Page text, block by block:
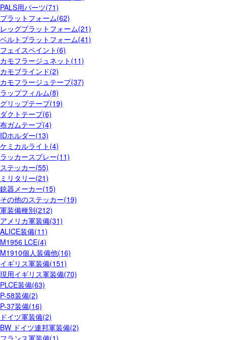
PALS用パーツ(71)
プラットフォーム(62)
レッグプラットフォーム(21)
ベルトプラットフォーム(41)
フェイスペイント(6)
カモフラージュネット(11)
カモブラインド(2)
カモフラージュテープ(37)
ラップフィルム(8)
グリップテープ(19)
ダクトテープ(6)
布ガムテープ(4)
IDホルダー(13)
ケミカルライト(4)
ラッカースプレー(11)
ステッカー(55)
ミリタリー(21)
銃器メーカー(15)
その他のステッカー(19)
軍装備種別(212)
アメリカ軍装備(31)
ALICE装備(11)
M1956 LCE(4)
M1910個人装備他(16)
イギリス軍装備(151)
現用イギリス軍装備(70)
PLCE装備(63)
P-58装備(2)
P-37装備(16)
ドイツ軍装備(2)
BW ドイツ連邦軍装備(2)
フランス軍装備(1)